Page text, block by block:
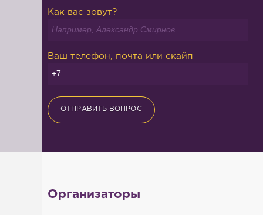
Как вас зовут?
Ваш телефон, почта или скайп
ОТПРАВИТЬ ВОПРОС
Организаторы